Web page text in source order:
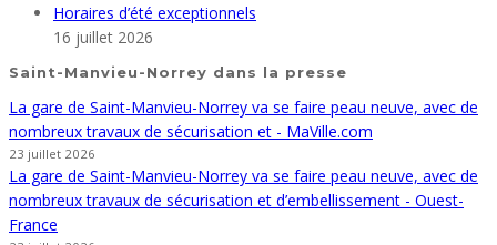
Horaires d’été exceptionnels
16 juillet 2026
Saint-Manvieu-Norrey dans la presse
La gare de Saint-Manvieu-Norrey va se faire peau neuve, avec de
nombreux travaux de sécurisation et - MaVille.com
23 juillet 2026
La gare de Saint-Manvieu-Norrey va se faire peau neuve, avec de
nombreux travaux de sécurisation et d’embellissement - Ouest-
France